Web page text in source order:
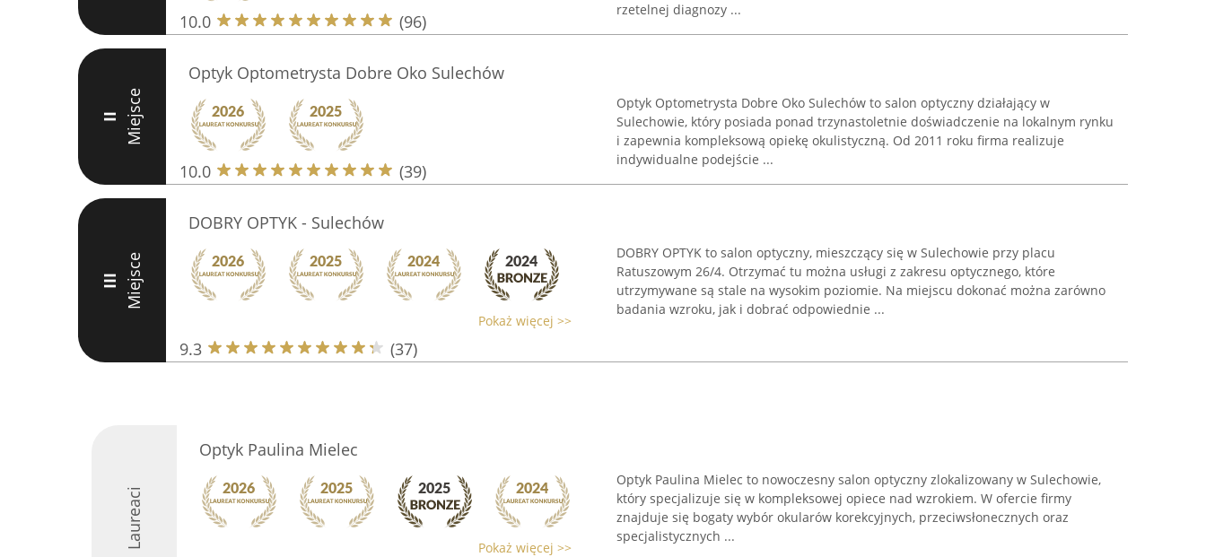
10.0 (96)
rzetelnej diagnozy ...
II Miejsce
Optyk Optometrysta Dobre Oko Sulechów
10.0 (39)
Optyk Optometrysta Dobre Oko Sulechów to salon optyczny działający w
Sulechowie, który posiada ponad trzynastoletnie doświadczenie na lokalnym rynku
i zapewnia kompleksową opiekę okulistyczną. Od 2011 roku firma realizuje
indywidualne podejście ...
III Miejsce
DOBRY OPTYK - Sulechów
Pokaż więcej >>
9.3 (37)
DOBRY OPTYK to salon optyczny, mieszczący się w Sulechowie przy placu
Ratuszowym 26/4. Otrzymać tu można usługi z zakresu optycznego, które
utrzymywane są stale na wysokim poziomie. Na miejscu dokonać można zarówno
badania wzroku, jak i dobrać odpowiednie ...
Laureaci
Optyk Paulina Mielec
Pokaż więcej >>
Optyk Paulina Mielec to nowoczesny salon optyczny zlokalizowany w Sulechowie,
który specjalizuje się w kompleksowej opiece nad wzrokiem. W ofercie firmy
znajduje się bogaty wybór okularów korekcyjnych, przeciwsłonecznych oraz
specjalistycznych ...